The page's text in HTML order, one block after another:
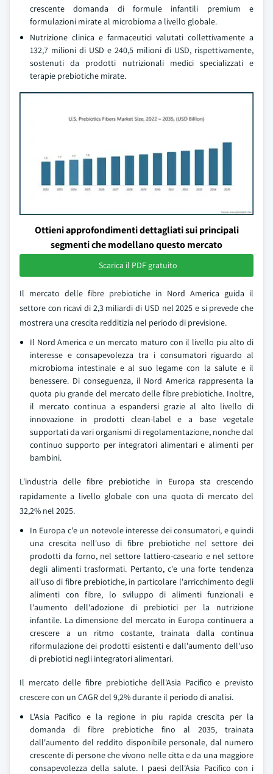
crescente domanda di formule infantili premium e
formulazioni mirate al microbioma a livello globale.
Nutrizione clinica e farmaceutici valutati collettivamente a
132,7 milioni di USD e 240,5 milioni di USD, rispettivamente,
sostenuti da prodotti nutrizionali medici specializzati e
terapie prebiotiche mirate.
Ottieni approfondimenti dettagliati sui principali
segmenti che modellano questo mercato
Scarica il PDF gratuito
Il mercato delle fibre prebiotiche in Nord America guida il
settore con ricavi di 2,3 miliardi di USD nel 2025 e si prevede che
mostrera una crescita redditizia nel periodo di previsione.
Il Nord America e un mercato maturo con il livello piu alto di
interesse e consapevolezza tra i consumatori riguardo al
microbioma intestinale e al suo legame con la salute e il
benessere. Di conseguenza, il Nord America rappresenta la
quota piu grande del mercato delle fibre prebiotiche. Inoltre,
il mercato continua a espandersi grazie al alto livello di
innovazione in prodotti clean-label e a base vegetale
supportati da vari organismi di regolamentazione, nonche dal
continuo supporto per integratori alimentari e alimenti per
bambini.
L'industria delle fibre prebiotiche in Europa sta crescendo
rapidamente a livello globale con una quota di mercato del
32,2% nel 2025.
In Europa c'e un notevole interesse dei consumatori, e quindi
una crescita nell'uso di fibre prebiotiche nel settore dei
prodotti da forno, nel settore lattiero-caseario e nel settore
degli alimenti trasformati. Pertanto, c'e una forte tendenza
all'uso di fibre prebiotiche, in particolare l'arricchimento degli
alimenti con fibre, lo sviluppo di alimenti funzionali e
l'aumento dell'adozione di prebiotici per la nutrizione
infantile. La dimensione del mercato in Europa continuera a
crescere a un ritmo costante, trainata dalla continua
riformulazione dei prodotti esistenti e dall'aumento dell'uso
di prebiotici negli integratori alimentari.
Il mercato delle fibre prebiotiche dell'Asia Pacifico e previsto
crescere con un CAGR del 9,2% durante il periodo di analisi.
L'Asia Pacifico e la regione in piu rapida crescita per la
domanda di fibre prebiotiche fino al 2035, trainata
dall'aumento del reddito disponibile personale, dal numero
crescente di persone che vivono nelle citta e da una maggiore
consapevolezza della salute. I paesi dell'Asia Pacifico con i